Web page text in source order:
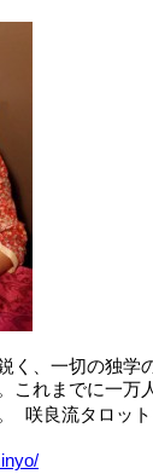
く、一切の独学
これまでに一万
咲良流タロッ